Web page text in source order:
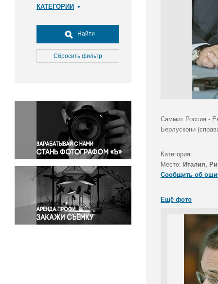
КАТЕГОРИИ
Досуг, туризм и отдых
Культура
Медицина
Окружающая среда
Политика
Правосудие
Происшествия и конфликты
Религия
Светская жизнь
Спорт
Экология
Экономика и бизнес
Найти
Сбросить фильтр
Саммит Россия -
Берлускони
Категория:
Место: Италия,
Сообщить об
Ещё фото